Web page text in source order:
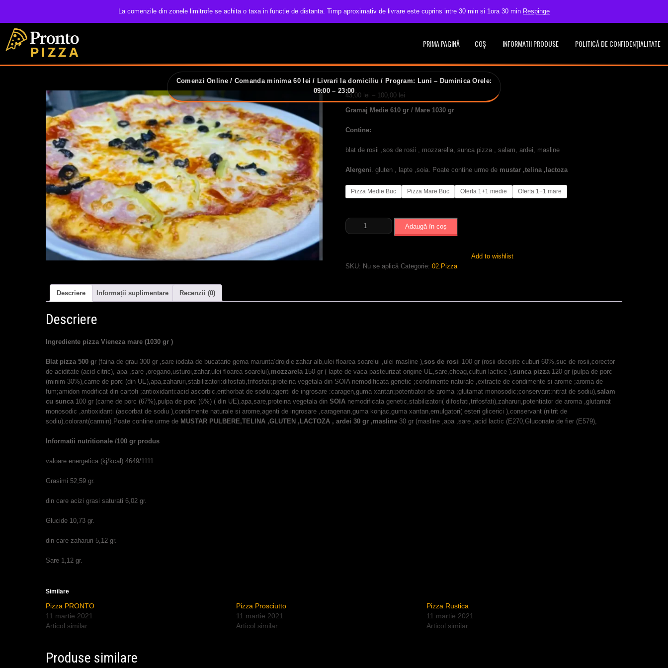
La comenzile din zonele limitrofe se achita o taxa in functie de distanta. Timp aproximativ de livrare este cuprins intre 30 min si 1ora 30 min Respinge
Comenzi Online / Comanda minima 60 lei / Livrari la domiciliu / Program: Luni – Duminica Orele:
09:00 – 23:00
contact@pronto.pizzabacau.ro
PRIMA PAGINĂ COȘ INFORMATII PRODUSE POLITICĂ DE CONFIDENȚIALITATE
43,00 lei – 100,00 lei
de
prețuri:
100,00 lei
Gramaj Medie 610 gr / Mare 1030 gr
Contine:
blat de rosii ,sos de rosii , mozzarella, sunca pizza , salam, ardei, masline
Alergeni. gluten , lapte ,soia. Poate contine urme de mustar ,telina ,lactoza
Pizza Medie Buc Pizza Mare Buc Oferta 1+1 medie Oferta 1+1 mare
Cantitate
Pizza
Adaugă în coș
Add to wishlist
SKU: Nu se aplică Categorie:02.Pizza
Descriere Informații suplimentare Recenzii (0)
Descriere
Ingrediente pizza Vieneza mare (1030 gr )
Blat pizza 500 gr (faina de grau 300 gr ,sare iodata de bucatarie gema marunta’drojdie’zahar alb,ulei floarea soarelui ,ulei masline ),sos de rosii 100 gr (rosii decojite cuburi 60%,suc de rosii,corector
de aciditate (acid citric), apa ,sare ,oregano,usturoi,zahar,ulei floarea soarelui),mozzarela150 gr ( lapte de vaca pasteurizat origine UE,sare,cheag,culturi lactice ),sunca pizza120 gr (pulpa de porc
(minim 30%),carne de porc (din UE),apa,zaharuri,stabilizatori:difosfati,trifosfati;proteina vegetala din SOIA nemodificata genetic ;condimente naturale ,extracte de condimente si arome ;aroma de
fum;amidon modificat din cartofi ;antioxidanti:acid ascorbic,erithorbat de sodiu;agenti de ingrosare :caragen,guma xantan;potentiator de aroma ;glutamat monosodic;conservant:nitrat de sodiu),salam
cu sunca100 gr (carne de porc (67%),pulpa de porc (6%) ( din UE),apa,sare,proteina vegetala din SOIA nemodificata genetic,stabilizatori( difosfati,trifosfati),zaharuri,potentiator de aroma ,glutamat
monosodic ,antioxidanti (ascorbat de sodiu ),condimente naturale si arome,agenti de ingrosare ,caragenan,guma konjac,guma xantan,emulgatori( esteri glicerici ),conservant (nitrit de
sodiu),colorant(carmin).Poate contine urme de MUSTAR PULBERE,TELINA ,GLUTEN ,LACTOZA , ardei 30 gr ,masline 30 gr (masline ,apa ,sare ,acid lactic (E270,Gluconate de fier (E579),
Informatii nutritionale /100 gr produs
valoare energetica (kj/kcal) 4649/1111
Grasimi 52,59 gr.
din care acizi grasi saturati 6,02 gr.
Glucide 10,73 gr.
din care zaharuri 5,12 gr.
Sare 1,12 gr.
Similare
Pizza PRONTO
11 martie 2021
Articol similar
Pizza Prosciutto
11 martie 2021
Articol similar
Pizza Rustica
11 martie 2021
Articol similar
Produse similare